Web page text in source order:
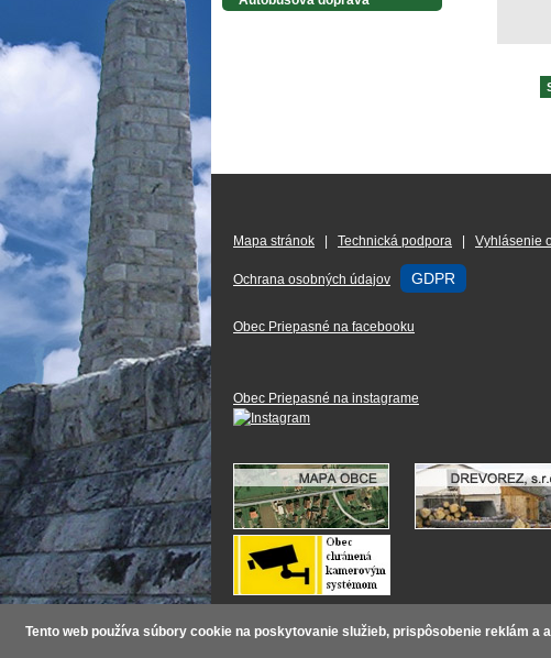
Mapa stránok Technická podpora Vyhlásenie
Ochrana osobných údajov GDPR
Obec Priepasné na facebooku
Obec Priepasné na instagrame
2011-2026 ©
Obec Priepasné
Webstránky pre obce a mestá
Tento web používa súbory cookie na poskytovanie služieb, prispôsobenie reklám